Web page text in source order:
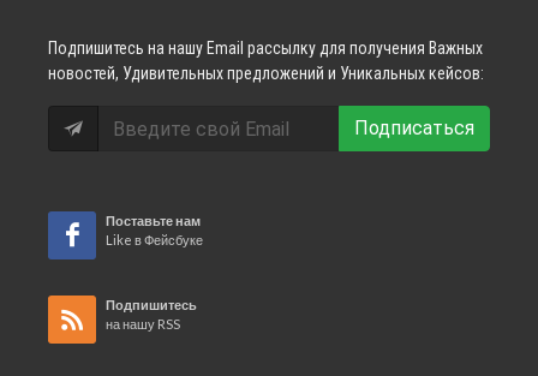
Подпишитесь на нашу Email рассылку для получения Важных
новостей, Удивительных предложений и Уникальных кейсов:
Подписаться
Поставьте нам
Like в Фейсбуке
Подпишитесь
на нашу RSS